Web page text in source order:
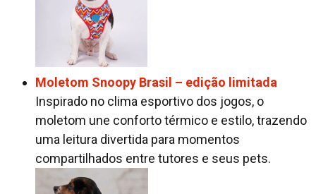
Moletom Snoopy Brasil – edição limitada
Inspirado no clima esportivo dos jogos, o
moletom une conforto térmico e estilo, trazendo
uma leitura divertida para momentos
compartilhados entre tutores e seus pets.